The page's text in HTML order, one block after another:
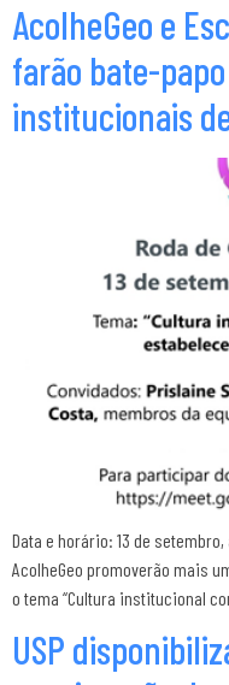
AcolheGeo e
farão bate-
institucionais
Data e horário: 13 de setembro,
AcolheGeo promoverão mais
o tema “Cultura institucional
USP